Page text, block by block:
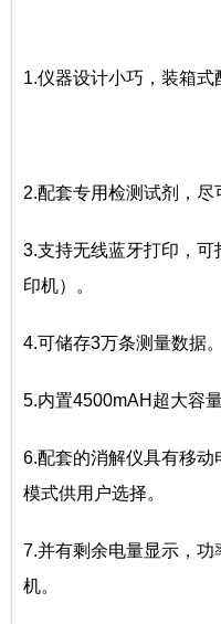
1.仪器设计小巧，装箱式
2.配套专用检测试剂，尽
3.支持无线蓝牙打印，
印机）。
4.可储存3万条测量数据。
5.内置4500mAH超大容
6.配套的消解仪具有移
模式供用户选择。
7.并有剩余电量显示，
机。